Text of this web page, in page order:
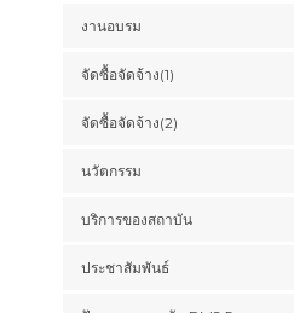
งานอบรม
จัดซื้อจัดจ้าง(1)
จัดซื้อจัดจ้าง(2)
นวัตกรรม
บริการของสถาบัน
ประชาสัมพันธ์